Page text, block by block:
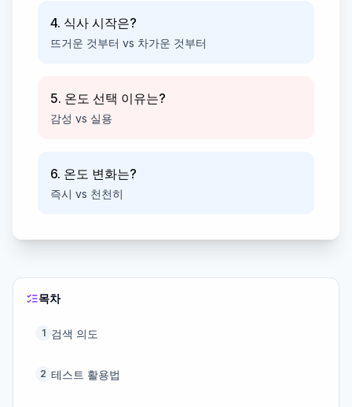
4. 식사 시작은?
뜨거운 것부터 vs 차가운 것부터
5. 온도 선택 이유는?
감성 vs 실용
6. 온도 변화는?
즉시 vs 천천히
목차
1 검색 의도
2 테스트 활용법